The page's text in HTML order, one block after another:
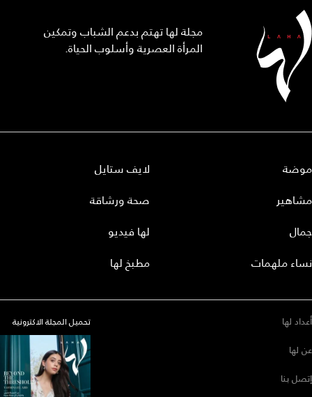
مجلة لها تهتم بدعم الشباب وتمكين
المرأة العصرية وأسلوب الحياة.
موضة
مشاهير
جمال
نساء ملهمات
لايف ستايل
صحة ورشاقة
لها فيديو
مطبخ لها
أعداد لها
عن لها
إتصل بنا
تحميل المجلة الاكترونية